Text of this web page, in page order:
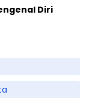
Diri